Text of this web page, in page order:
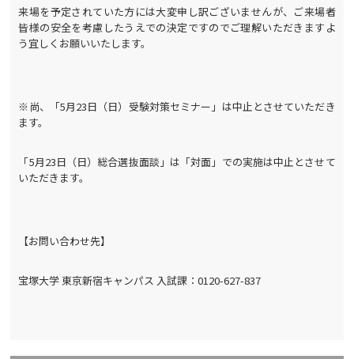
来場を予定されていた方には大変申し訳ございませんが、ご来場者
皆様の安全を考慮したうえでの決定ですのでご理解いただきますよ
う宜しくお願いいたします。
※尚、「5月23日（日）受験対策セミナー」は中止とさせていただき
ます。
「5月23日（日）総合選抜面談」は「対面」での実施は中止とさせて
いただきます。
【お問い合わせ先】
宝塚大学 東京新宿キャンパス 入試課：0120-627-837